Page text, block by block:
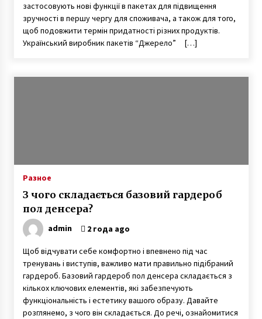
Марина и Дмитрий Самилыки из Сум
усыновили сразу троих детей, изъятых из
неблагополучной семьи
7 лет ago
и не узнала — через девять дней она тоже
застосовують нові функції в пакетах для підвищення
зручності в першу чергу для споживача, а також для того,
щоб подовжити термін придатності різних продуктів.
Український виробник пакетів “Джерело” […]
Разное
З чого складається базовий гардероб
пол денсера?
admin 2 года ago
Щоб відчувати себе комфортно і впевнено під час
тренувань і виступів, важливо мати правильно підібраний
гардероб. Базовий гардероб пол денсера складається з
кількох ключових елементів, які забезпечують
функціональність і естетику вашого образу. Давайте
розглянемо, з чого він складається. До речі, ознайомитися